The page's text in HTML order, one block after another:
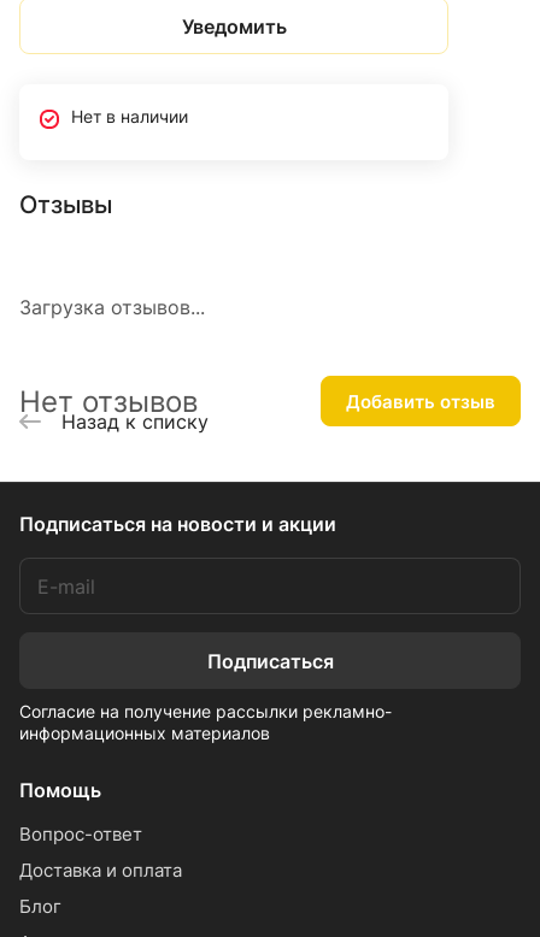
Уведомить
Нет в наличии
Отзывы
Загрузка отзывов...
Нет отзывов Добавить отзыв
Назад к списку
Подписаться на новости и акции
Подписаться
Согласие на получение рассылки рекламно-
информационных материалов
Помощь
Вопрос-ответ
Доставка и оплата
Блог